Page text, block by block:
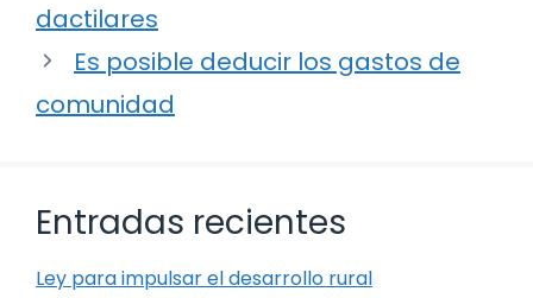
dactilares
Es posible deducir los gastos de
comunidad
Entradas recientes
Ley para impulsar el desarrollo rural